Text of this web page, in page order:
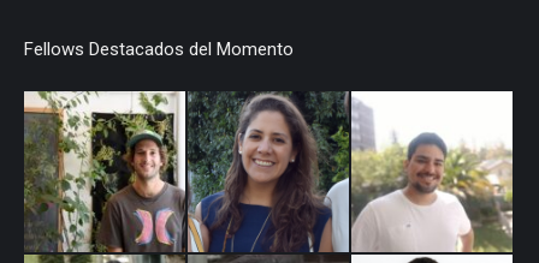
Fellows Destacados del Momento